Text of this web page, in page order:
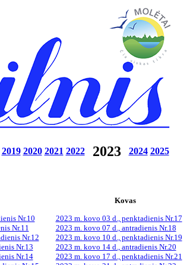
2019 2020 2021 2022 2023 2024 2025
Kovas
Nr.10
Nr.11
Nr.12
Nr.13
Nr.14
2023 m. kovo 03 d., penktadienis Nr.17
2023 m. kovo 07 d., antradienis Nr.18
2023 m. kovo 10 d., penktadienis Nr.19
2023 m. kovo 14 d., antradienis Nr.20
2023 m. kovo 17 d., penktadienis Nr.21